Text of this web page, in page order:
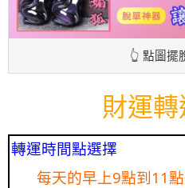
👆 點圖擺
財運
轉運時間點選擇
每天的早上9點到11